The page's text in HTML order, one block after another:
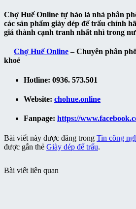
Chợ Huế Online tự hào là nhà phân
các sản phẩm giày dép đế trấu chính
giá thành cạnh tranh nhất nhì trong
Chợ Huế Online– Chuyên phân
khoẻ
Hotline: 0936. 573.501
Website: chohue.online
Fanpage: https://
Bài viết này được đăng trong Tin công
được gắn thẻ Giày dép đế trấu.
Bài viết liên quan